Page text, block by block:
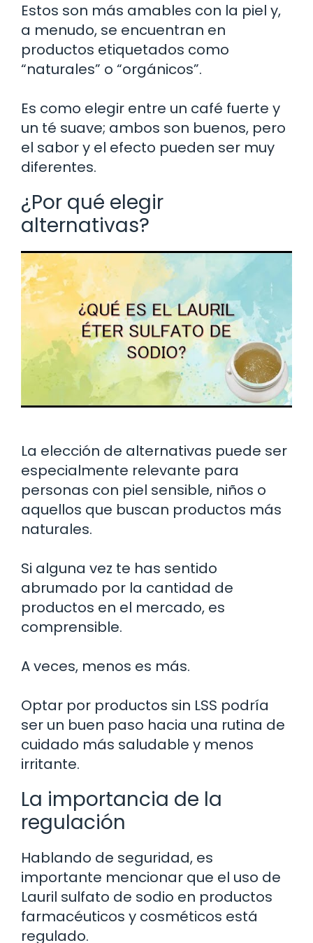
Estos son más amables con la piel y,
a menudo, se encuentran en
productos etiquetados como
“naturales” o “orgánicos”.
Es como elegir entre un café fuerte y
un té suave; ambos son buenos, pero
el sabor y el efecto pueden ser muy
diferentes.
¿Por qué elegir
alternativas?
La elección de alternativas puede ser
especialmente relevante para
personas con piel sensible, niños o
aquellos que buscan productos más
naturales.
Si alguna vez te has sentido
abrumado por la cantidad de
productos en el mercado, es
comprensible.
A veces, menos es más.
Optar por productos sin LSS podría
ser un buen paso hacia una rutina de
cuidado más saludable y menos
irritante.
La importancia de la
regulación
Hablando de seguridad, es
importante mencionar que el uso de
Lauril sulfato de sodio en productos
farmacéuticos y cosméticos está
regulado.